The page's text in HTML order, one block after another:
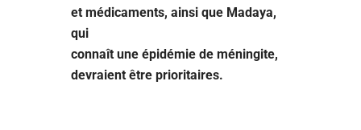
et médicaments, ainsi que Madaya,
qui
connaît une épidémie de méningite,
devraient être prioritaires.